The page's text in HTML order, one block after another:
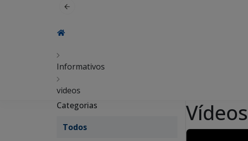
Informativos
videos
Categorias
Todos
Vídeos